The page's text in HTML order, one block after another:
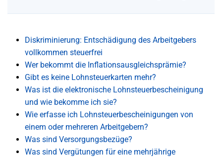
Diskriminierung: Entschädigung des Arbeitgebers
vollkommen steuerfrei
Wer bekommt die Inflationsausgleichsprämie?
Gibt es keine Lohnsteuerkarten mehr?
Was ist die elektronische Lohnsteuerbescheinigung
und wie bekomme ich sie?
Wie erfasse ich Lohnsteuerbescheinigungen von
einem oder mehreren Arbeitgebern?
Was sind Versorgungsbezüge?
Was sind Vergütungen für eine mehrjährige